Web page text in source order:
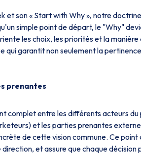
et son « Start with Why », notre
simple point de départ, le "Why"
les choix, les priorités et la
garantit non seulement la
prenantes
complet entre les différents acteurs
et les parties prenantes
de cette vision commune. Ce
et assure que chaque décision